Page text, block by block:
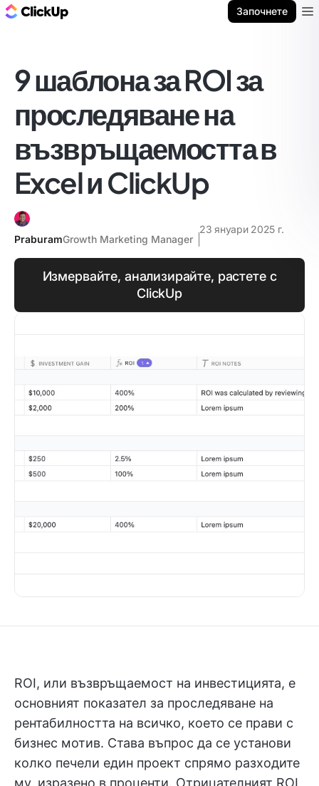
Започнете
9 шаблона за ROI за
проследяване на
възвръщаемостта в
Excel и ClickUp
PraburamGrowth Marketing Manager
23 януари 2025 г.
Измервайте, анализирайте, растете с
ClickUp
ROI, или възвръщаемост на инвестицията, е
основният показател за проследяване на
рентабилността на всичко, което се прави с
бизнес мотив. Става въпрос да се установи
колко печели един проект спрямо разходите
му, изразено в проценти. Отрицателният ROI